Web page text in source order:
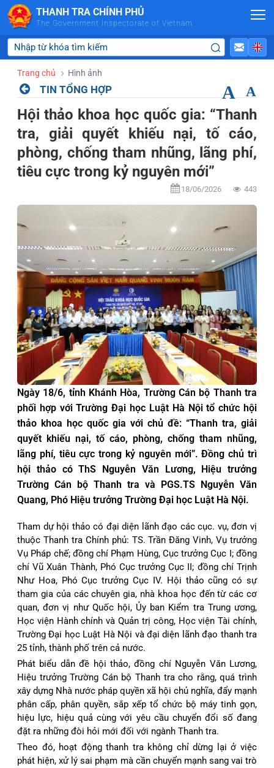
Skip to Main Content
THANH TRA CHÍNH PHỦ
The Government Inspectorate of Vietnam
Trang chủ Hình ảnh
TIN TỔNG HỢP A A
Hội thảo khoa học quốc gia: “Thanh
tra, giải quyết khiếu nại, tố cáo,
phòng, chống tham nhũng, lãng phí,
tiêu cực trong kỷ nguyên mới”
18/06/2026 443
Ngày 18/6, tỉnh Khánh Hòa, Trường Cán bộ Thanh tra
phối hợp với Trường Đại học Luật Hà Nội tổ chức hội
thảo khoa học quốc gia với chủ đề: “Thanh tra, giải
quyết khiếu nại, tố cáo, phòng, chống tham nhũng,
lãng phí, tiêu cực trong kỷ nguyên mới”. Đồng chủ trì
hội thảo có ThS Nguyễn Văn Lương, Hiệu trưởng
Trường Cán bộ Thanh tra và PGS.TS Nguyễn Văn
Quang, Phó Hiệu trưởng Trường Đại học Luật Hà Nội.
Tham dự hội thảo có đại diện lãnh đạo các cục. vụ, đơn vị
thuộc Thanh tra Chính phủ: TS. Trần Đăng Vinh, Vụ trưởng
Vụ Pháp chế; đồng chí Phạm Hùng, Cục trưởng Cục I; đồng
chí Vũ Xuân Thành, Phó Cục trưởng Cục II; đồng chí Trịnh
Như Hoa, Phó Cục trưởng Cục IV. Hội thảo cũng có sự
tham gia của các chuyên gia, nhà khoa học đến từ các cơ
quan, đơn vị như Quốc hội, Ủy ban Kiểm tra Trung ương,
Học viện Hành chính và Quản trị công, Học viện Tài chính,
Trường Đại học Luật Hà Nội và đại diện lãnh đạo thanh tra
25 tỉnh, thành phố trên cả nước.
Phát biểu dẫn đề hội thảo, đồng chí Nguyễn Văn Lương,
Hiệu trưởng Trường Cán bộ Thanh tra cho rằng, quá trình
xây dựng Nhà nước pháp quyền xã hội chủ nghĩa, đẩy mạnh
phân cấp, phân quyền, sắp xếp tổ chức bộ máy tinh gọn,
hiệu lực, hiệu quả cùng với yêu cầu chuyển đổi số đang
đặt ra những đòi hỏi mới đối với ngành Thanh tra.
Theo đó, hoạt động thanh tra không chỉ dừng lại ở việc
phát hiện, xử lý sai phạm mà cần chuyển mạnh sang vai trò